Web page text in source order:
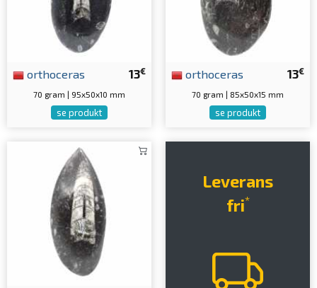
13€
orthoceras
70 gram | 95x50x10 mm
se produkt
13€
orthoceras
70 gram | 85x50x15 mm
se produkt
Leverans
fri*